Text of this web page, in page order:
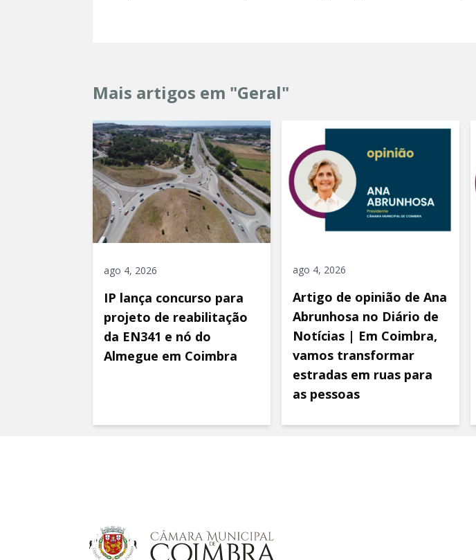
Mais artigos em "Geral"
ago 4, 2026
IP lança concurso para
projeto de reabilitação
da EN341 e nó do
Almegue em Coimbra
ago 4, 2026
Artigo de opinião de Ana
Abrunhosa no Diário de
Notícias | Em Coimbra,
vamos transformar
estradas em ruas para
as pessoas